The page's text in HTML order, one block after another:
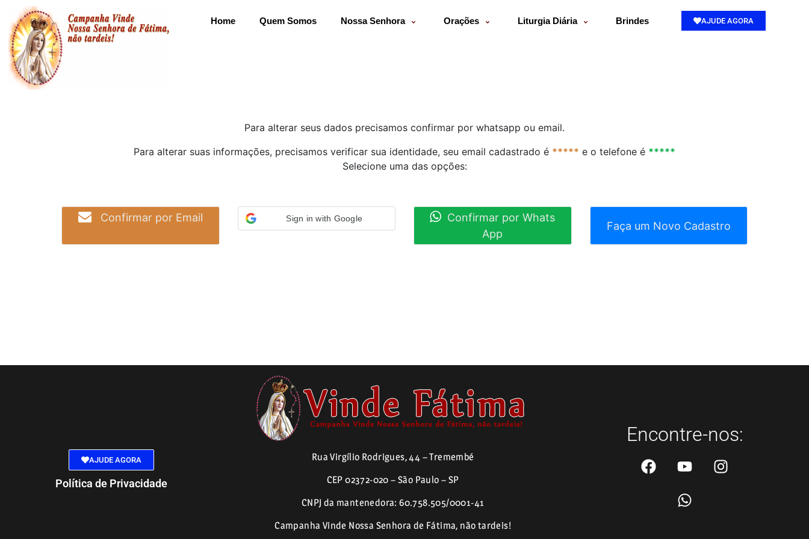
Home Quem Somos Nossa Senhora Orações Liturgia Diária Brindes AJUDE AGORA
Para alterar seus dados precisamos confirmar por whatsapp ou email.
Para alterar suas informações, precisamos verificar sua identidade, seu email cadastrado é ***** e o telefone é *****
Selecione uma das opções:
Confirmar por Email Sign in with Google
Confirmar por Whats
App
Faça um Novo Cadastro
AJUDE AGORA
Política de Privacidade
Rua Virgílio Rodrigues, 44 – Tremembé
CEP 02372-020 – São Paulo – SP
CNPJ da mantenedora: 60.758.505/0001-41
Campanha Vinde Nossa Senhora de Fátima, não tardeis!
Encontre-nos: